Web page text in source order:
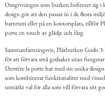
Omgivningen som burken befinner sig i
design gör att den passar in i de flesta
barnrum eller på en kontorsplats, tillför
porte en touch av glädje och färg.
Sammanfattningsvis, Plåtburken Godis
för att förvara små godsaker utan
Derriére la porte har med sin unika
som kombinerar funktionalitet med
utmärkt val för alla som vill förvara sitt